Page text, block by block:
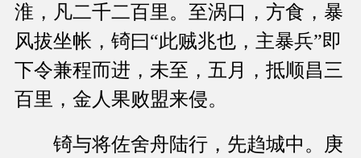
淮，凡二千二百里。至涡口，方食，暴
风拔坐帐，锜曰“此贼兆也，主暴兵”即
下令兼程而进，未至，五月，抵顺昌三
百里，金人果败盟来侵。
锜与将佐舍舟陆行，先趋城中。庚